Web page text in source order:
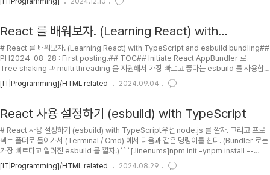
핵심 개념들을 알아야 합니다:1. 타입 시스템: TypeScript는 변수, 함수 매개변수, 반환 값
오류를 발견할 수 있으며, 더 나은 코드 품질과 유지 보수성을 제공합니다.```[.lang-ts]let
myString:..
React 를 배워보자. (Learning React) with
TypeScript and esbuild bundling
# React 를 배워보자. (Learning React) with TypeScript and esbuild bundling##
PH2024-08-28 : First posting.## TOC## Initiate React AppBundler 로는
Tree shaking 과 multi threading 을 지원해서 가장 빠르고 좋다는 esbuild 를 사용합
시다. ```mkdir hello_reactcd hello_reactnpm init react-app .npm run
startnpm install --save-exact --save-dev esbuildnpm audit fix --force//
[IT|Programming]/HTML related 2024.09.04
React 사용 설정하기 (esbuild) with TypeScript
# React 사용 설정하기 (esbuild) with TypeScript우선 node.js 를 깔자. 그리고 프로
젝트 폴더로 들어가서 (Terminal / Cmd) 에서 다음과 같은 명령어를 친다. (Bundler 로는
가장 빠르다고 알려진 esbuild 를 깔자.)```[.linenums]npm init -ynpm install --
save-exact --save-dev esbuildnpm install react react-dom jquery immer
use-immernpm install typescript typescript@next @types/react
[IT|Programming]/HTML related 2024.08.29